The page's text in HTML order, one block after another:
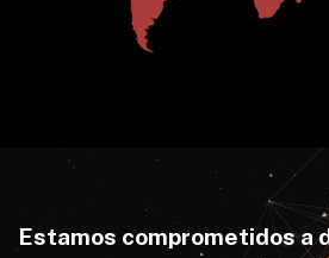
Estamos comprometidos a